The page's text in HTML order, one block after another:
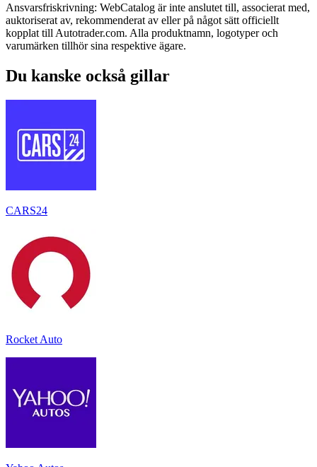
Ansvarsfriskrivning: WebCatalog är inte anslutet till, associerat med,
auktoriserat av, rekommenderat av eller på något sätt officiellt
kopplat till Autotrader.com. Alla produktnamn, logotyper och
varumärken tillhör sina respektive ägare.
Du kanske också gillar
CARS24
Rocket Auto